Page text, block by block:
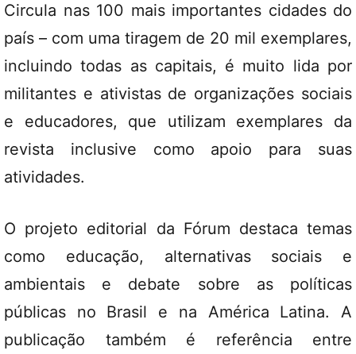
Circula nas 100 mais importantes cidades do
país – com uma tiragem de 20 mil exemplares,
incluindo todas as capitais, é muito lida por
militantes e ativistas de organizações sociais
e educadores, que utilizam exemplares da
revista inclusive como apoio para suas
atividades.
O projeto editorial da Fórum destaca temas
como educação, alternativas sociais e
ambientais e debate sobre as políticas
públicas no Brasil e na América Latina. A
publicação também é referência entre